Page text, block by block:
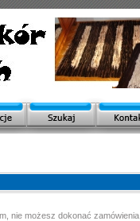
nie możesz dokonać zamówienia,